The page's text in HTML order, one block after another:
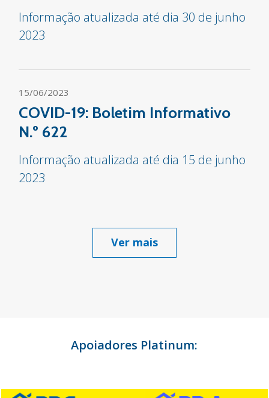
Informação atualizada até dia 30 de junho
2023
15/06/2023
COVID-19: Boletim Informativo
N.º 622
Informação atualizada até dia 15 de junho
2023
Ver mais
Apoiadores Platinum: